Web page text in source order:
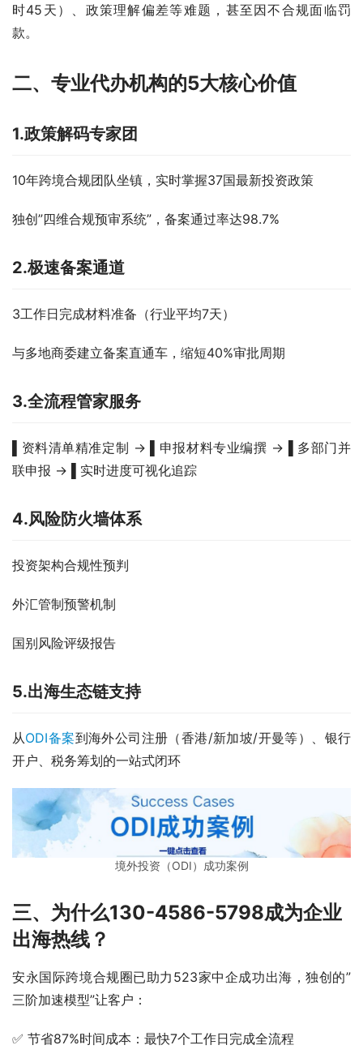
时45天）、政策理解偏差等难题，甚至因不合规面临罚
款。
二、专业代办机构的5大核心价值
1.政策解码专家团
10年跨境合规团队坐镇，实时掌握37国最新投资政策
独创”四维合规预审系统”，备案通过率达98.7%
2.极速备案通道
3工作日完成材料准备（行业平均7天）
与多地商委建立备案直通车，缩短40%审批周期
3.全流程管家服务
▌资料清单精准定制 → ▌申报材料专业编撰 → ▌多部门并
联申报 → ▌实时进度可视化追踪
4.风险防火墙体系
投资架构合规性预判
外汇管制预警机制
国别风险评级报告
5.出海生态链支持
从ODI备案到海外公司注册（香港/新加坡/开曼等）、银行
开户、税务筹划的一站式闭环
境外投资（ODI）成功案例
三、为什么130-4586-5798成为企业
出海热线？
安永国际跨境合规圈已助力523家中企成功出海，独创的”
三阶加速模型”让客户：
✅ 节省87%时间成本：最快7个工作日完成全流程